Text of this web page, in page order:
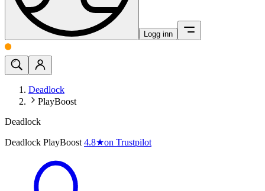
Logg inn
Deadlock
PlayBoost
Deadlock
Deadlock PlayBoost 4.8★on Trustpilot